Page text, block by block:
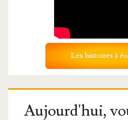
Les histoires à
Aujourd'hui,